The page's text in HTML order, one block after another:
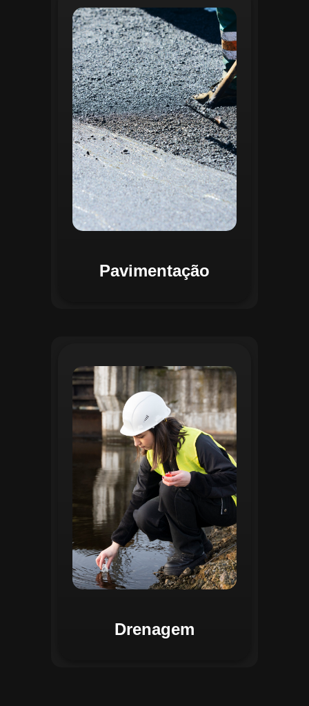
Pavimentação
Na Gestão de Pavimentação, o Regente
oferece ferramentas para mapear, avaliar
e monitorar a infraestrutura viária. O
sistema permite registrar condições dos
pavimentos, identificar áreas críticas e
planejar ações de manutenção preventiva
e corretiva. Com o auxílio do
geoprocessamento, é possível gerar
mapas detalhados que facilitam a
priorização de intervenções, otimizando
recursos e assegurando maior
durabilidade das vias. Relatórios
personalizáveis garantem transparência e
suporte na tomada de decisões
estratégicas.
Drenagem
O módulo de Gestão de Drenagem do
Regente aplica o geoprocessamento para
mapear redes de drenagem subterrâneas
e superficiais. A plataforma permite
identificar pontos de alagamento, planejar
intervenções e monitorar a eficiência das
estruturas de drenagem. Com análises
baseadas em dados coletados, o sistema
contribui para o planejamento urbano
sustentável, reduzindo riscos de
enchentes e otimizando a alocação de
recursos. Relatórios visuais facilitam a
comunicação dos resultados e o
acompanhamento dos projetos de
melhoria.